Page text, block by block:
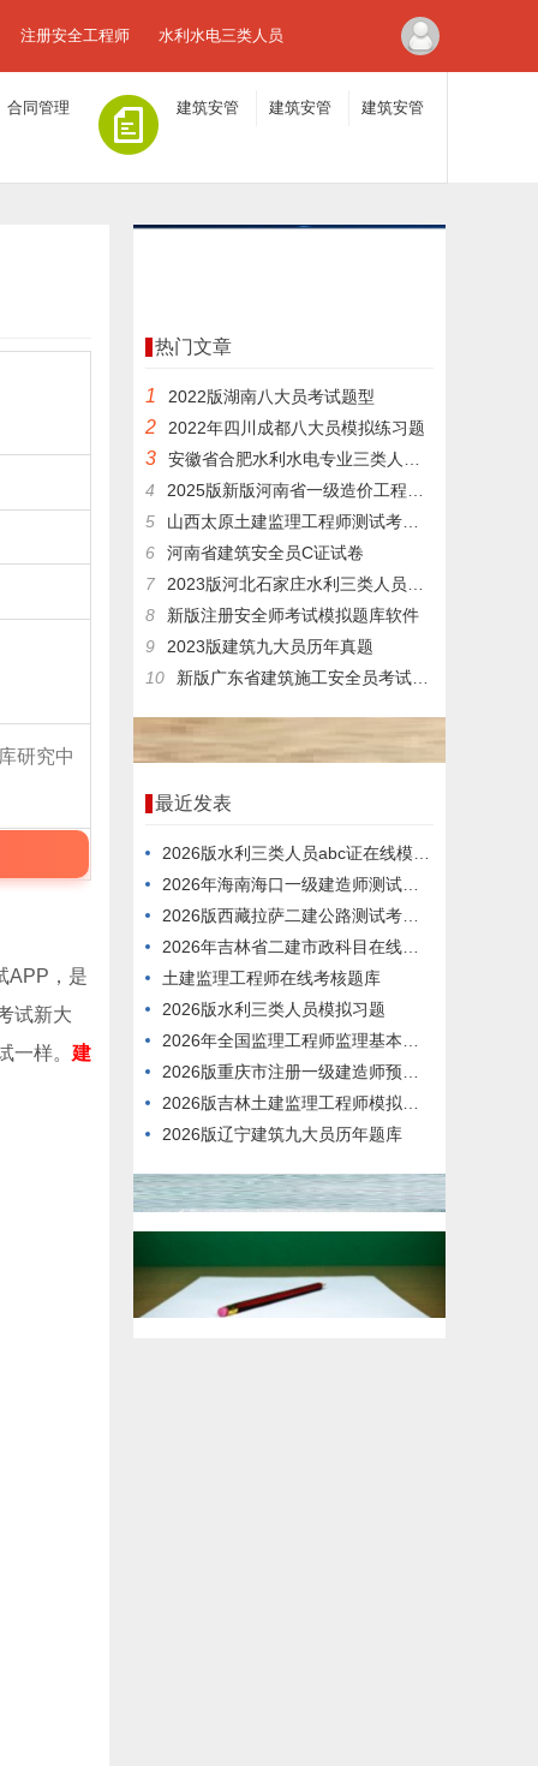
注册安全工程师 水利水电三类人员
合同管理 建筑安管 建筑安管 建筑安管
研究中
APP，是
试新大
一样。 建
热门文章
1 2022版湖南八大员考试题型
2 2022年四川成都八大员模拟练习题
3
安徽省合肥水利水电专业三类人员试卷详细解答
4
2025版新版河南省一级造价工程师在线测试模拟题库
5
山西太原土建监理工程师测试考试题型
6
河南省建筑安全员C证试卷
7
2023版河北石家庄水利三类人员在线模拟考试题目
8
新版注册安全师考试模拟题库软件
9
2023版建筑九大员历年真题
10
新版广东省建筑施工安全员考试题型考核知识
最近发表
2026版水利三类人员abc证在线模拟模拟习题
2026年海南海口一级建造师测试电子题库
2026版西藏拉萨二建公路测试考试题型
2026年吉林省二建市政科目在线试题
土建监理工程师在线考核题库
2026版水利三类人员模拟习题
2026年全国监理工程师监理基本理论与相关法规，是什么情况呢？
2026版重庆市注册一级建造师预习题
2026版吉林土建监理工程师模拟试题
2026版辽宁建筑九大员历年题库